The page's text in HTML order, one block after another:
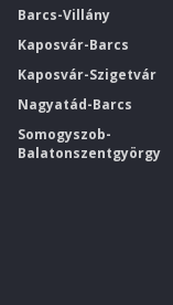
Barcs-Villány
Kaposvár-Barcs
Kaposvár-Szigetvár
Nagyatád-Barcs
Somogyszob-
Balatonszentgyörgy